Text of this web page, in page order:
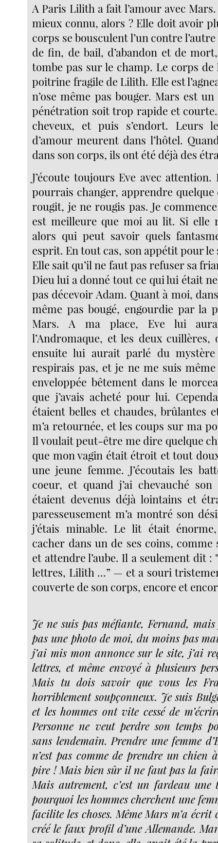
A Paris Lilith a fait l’amour avec Mars.
mieux connu, alors ? Elle doit avoir
corps se bousculent l’un contre
de fin, de bail, d’abandon et de
tombe pas sur le champ. Le corps de
poitrine fragile de Lilith. Elle est
n’ose même pas bouger. Mars est
pénétration soit trop rapide et
cheveux, et puis s’endort. Leurs
d’amour meurent dans l’hôtel.
dans son corps, ils ont été déjà des
J’écoute toujours Eve avec
pourrais changer, apprendre quelque
rougit, je ne rougis pas. Je
est meilleure que moi au lit. Si elle
alors qui peut savoir quels
esprit. En tout cas, son appétit pour le
Elle sait qu’il ne faut pas refuser sa
Dieu lui a donné tout ce qui lui était
pas décevoir Adam. Quant à moi,
même pas bougé, engourdie par la
Mars. A ma place, Eve lui
l’Andromaque, et les deux
ensuite lui aurait parlé du
respirais pas, et je ne me suis même
enveloppée bêtement dans le
que j’avais acheté pour lui.
étaient belles et chaudes, brûlantes
m’a retournée, et les coups sur ma
Il voulait peut-être me dire quelque
que mon vagin était étroit et tout
une jeune femme. J’écoutais les
coeur, et quand j’ai chevauché
étaient devenus déjà lointains et
paresseusement m’a montré son
j’étais minable. Le lit était
cacher dans un de ses coins, comme
et attendre l’aube. Il a seulement dit :
lettres, Lilith ...” — et a souri
couverte de son corps, encore et
Je ne suis pas méfiante, Fernand, mais
pas une photo de moi, du moins pas
j’ai mis mon annonce sur le site, j’ai
lettres, et même envoyé à plusieurs
Mais tu dois savoir que vous les
horriblement soupçonneux. Je suis
et les hommes ont vite cessé de
Personne ne veut perdre son temps
sans lendemain. Prendre une femme
n’est pas comme de prendre un chien
pire ! Mais bien sûr il ne faut pas la
Mais autrement, c’est un fardeau une
pourquoi les hommes cherchent une
facilite les choses. Même Mars m’a écrit
créé le faux profil d’une Allemande.